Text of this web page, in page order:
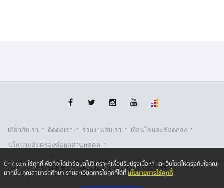
เกี่ยวกับเรา · ติตต่อเรา · ร่วมงานกับเรา · เงื่อนไขและข้อตกลง ·
นโยบายคุ้มครองข้อมูลส่วนบุคคล ·
นโยบายคุ้มครองข้อมูลส่วนบุคคล (ออนไลน์) · นโยบายคุกกี้ ·
รับเรื่องร้องเรียน
Ch7.com ใช้คุกกี้เพื่อที่จะได้นำข้อมูลไปวิเคราะห์เพื่อปรับปรุงเนื้อหา และเว็บไซต์ให้ตรงกับใจคุณ
มากขึ้น คุณสามารถศึกษา รายละเอียดการใช้คุกกี้ได้ที่นโยบายการใช้คุกกี้